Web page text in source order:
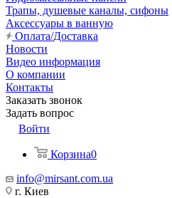
Трапы, душевые каналы, сифоны
Аксессуары в ванную
Оплата/Доставка
Новости
Видео информация
О компании
Контакты
Заказать звонок
Задать вопрос
Войти
Корзина0
info@mirsant.com.ua
г. Киев